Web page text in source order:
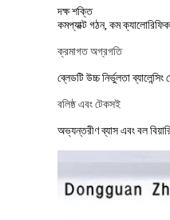
দক্ষ শক্তি
কমপ্যাক্ট গঠন, কম
ক্রমাগত অগ্রগতি
ব্লেডটি উচ্চ নির্ভুলতা
বলিষ্ঠ এবং টেকসই
অভ্যন্তরীণ ব্যাস এবং বল